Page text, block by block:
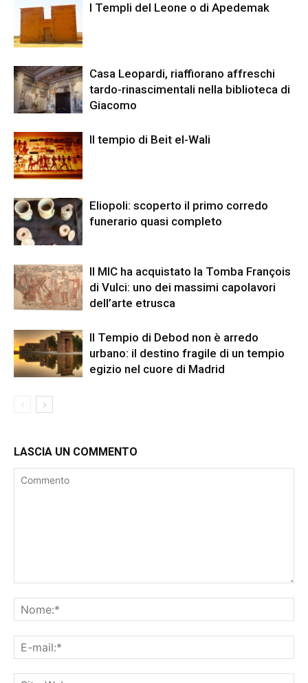
I Templi del Leone o di Apedemak
Casa Leopardi, riaffiorano affreschi
tardo-rinascimentali nella biblioteca di
Giacomo
Il tempio di Beit el-Wali
Eliopoli: scoperto il primo corredo
funerario quasi completo
Il MIC ha acquistato la Tomba François
di Vulci: uno dei massimi capolavori
dell’arte etrusca
Il Tempio di Debod non è arredo
urbano: il destino fragile di un tempio
egizio nel cuore di Madrid
LASCIA UN COMMENTO